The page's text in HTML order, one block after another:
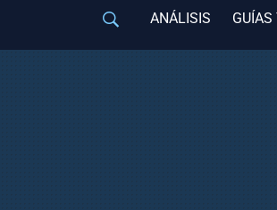
ANÁLISIS GUÍAS